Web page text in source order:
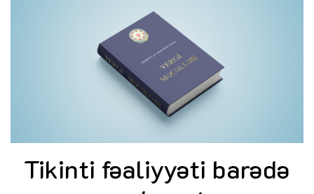
Tikinti fəaliyyəti barədə